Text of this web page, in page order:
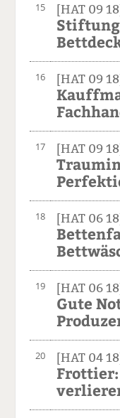
15 [HAT 09
16 [HAT 09
17 [HAT 09
18 [HAT 06
19 [HAT 06
Gute
20 [HAT 04